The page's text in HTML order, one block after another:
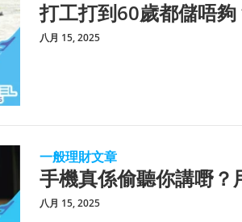
打工打到60歲都儲唔
八月 15, 2025
一般理財文章
手機真係偷聽你講嘢？
八月 15, 2025